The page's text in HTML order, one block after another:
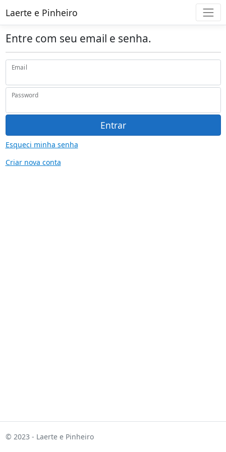
Laerte e Pinheiro
Entre com seu email e senha.
Email
Password
Entrar
Esqueci minha senha
Criar nova conta
© 2023 - Laerte e Pinheiro